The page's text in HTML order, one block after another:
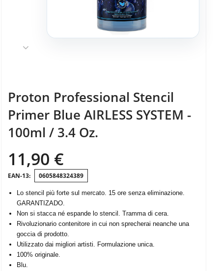
Proton Professional Stencil
Primer Blue AIRLESS SYSTEM -
100ml / 3.4 Oz.
11,90 €
0605848324389
Lo stencil più forte sul mercato. 15 ore senza eliminazione.
GARANTIZADO.
Non si stacca né espande lo stencil. Tramma di cera.
Rivoluzionario contenitore in cui non sprecherai neanche una
goccia di prodotto.
Utilizzato dai migliori artisti. Formulazione unica.
100% originale.
Blu.